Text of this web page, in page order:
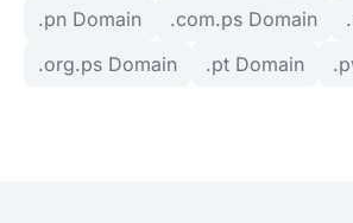
.pn Domain
.com.ps Domain
.org.ps Domain
.pt Domain